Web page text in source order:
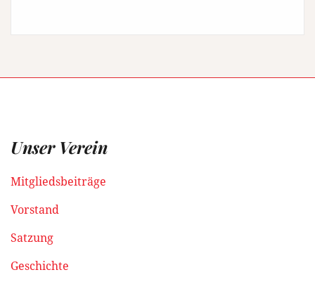
Unser Verein
Mitgliedsbeiträge
Vorstand
Satzung
Geschichte